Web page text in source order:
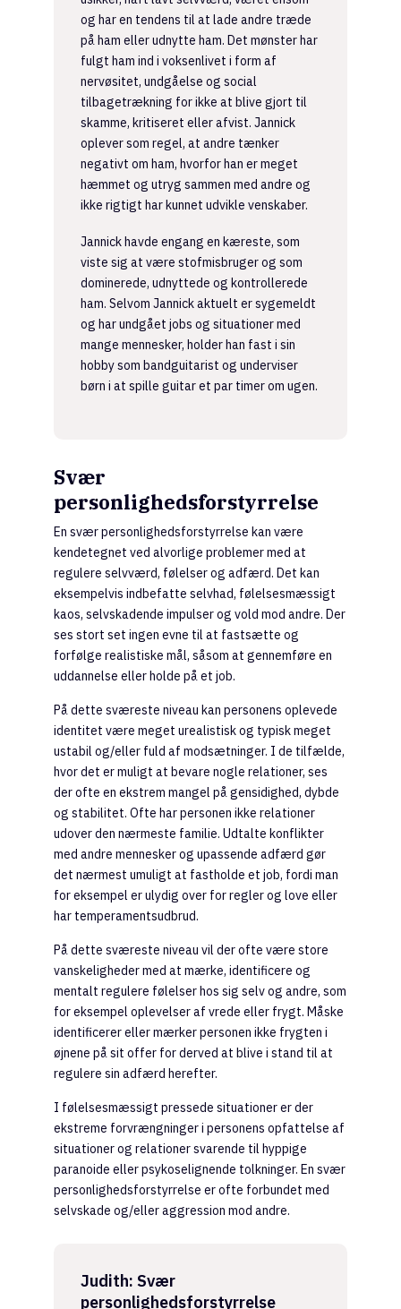
og har en tendens til at lade andre træde
på ham eller udnytte ham. Det mønster har
fulgt ham ind i voksenlivet i form af
nervøsitet, undgåelse og social
tilbagetrækning for ikke at blive gjort til
skamme, kritiseret eller afvist. Jannick
oplever som regel, at andre tænker
negativt om ham, hvorfor han er meget
hæmmet og utryg sammen med andre og
ikke rigtigt har kunnet udvikle venskaber.
Jannick havde engang en kæreste, som
viste sig at være stofmisbruger og som
dominerede, udnyttede og kontrollerede
ham. Selvom Jannick aktuelt er sygemeldt
og har undgået jobs og situationer med
mange mennesker, holder han fast i sin
hobby som bandguitarist og underviser
børn i at spille guitar et par timer om ugen.
Svær
personlighedsforstyrrelse
En svær personlighedsforstyrrelse kan være
kendetegnet ved alvorlige problemer med at
regulere selvværd, følelser og adfærd. Det kan
eksempelvis indbefatte selvhad, følelsesmæssigt
kaos, selvskadende impulser og vold mod andre. Der
ses stort set ingen evne til at fastsætte og
forfølge realistiske mål, såsom at gennemføre en
uddannelse eller holde på et job.
På dette sværeste niveau kan personens oplevede
identitet være meget urealistisk og typisk meget
ustabil og/eller fuld af modsætninger. I de tilfælde,
hvor det er muligt at bevare nogle relationer, ses
der ofte en ekstrem mangel på gensidighed, dybde
og stabilitet. Ofte har personen ikke relationer
udover den nærmeste familie. Udtalte konflikter
med andre mennesker og upassende adfærd gør
det nærmest umuligt at fastholde et job, fordi man
for eksempel er ulydig over for regler og love eller
har temperamentsudbrud.
På dette sværeste niveau vil der ofte være store
vanskeligheder med at mærke, identificere og
mentalt regulere følelser hos sig selv og andre, som
for eksempel oplevelser af vrede eller frygt. Måske
identificerer eller mærker personen ikke frygten i
øjnene på sit offer for derved at blive i stand til at
regulere sin adfærd herefter.
I følelsesmæssigt pressede situationer er der
ekstreme forvrængninger i personens opfattelse af
situationer og relationer svarende til hyppige
paranoide eller psykoselignende tolkninger. En svær
personlighedsforstyrrelse er ofte forbundet med
selvskade og/eller aggression mod andre.
Judith: Svær
personlighedsforstyrrelse